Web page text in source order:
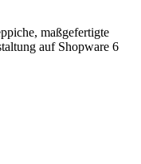
maßgefertigte
auf Shopware 6